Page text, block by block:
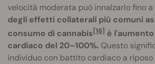
velocità moderata può innalzarlo fino a
degli effetti collaterali più comuni
consumo di cannabis[16] è
cardiaco del 20–100%. Questo
individuo con battito cardiaco a